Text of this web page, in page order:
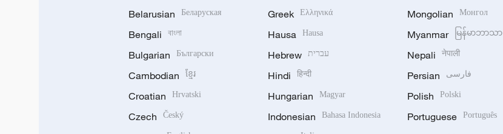
Belarusian Беларуская
Bengali বাংলা
Bulgarian Български
Cambodian ខ្មែរ
Croatian Hrvatski
Czech Český
Greek Ελληνικά
Hausa Hausa
Hebrew עברית
Hindi हिन्दी
Hungarian Magyar
Indonesian Bahasa Indonesia
Mongolian Монгол
Myanmar မြန်မာဘာသာ
Nepali नेपाली
Persian فارسی
Polish Polski
Portuguese Português